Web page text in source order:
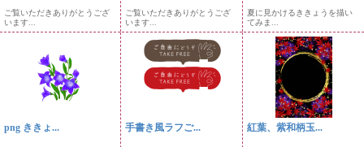
ご覧いただきありがとうござ
います...
ご覧いただきありがとうござ
います...
夏に見かけるききょうを描い
てみま...
png ききょ... 手書き風ラフご... 紅葉、紫和柄玉...